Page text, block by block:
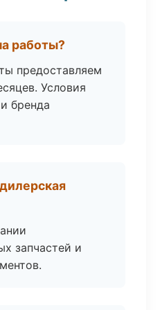
работы?
предоставляем
Условия
бренда
запчастей и